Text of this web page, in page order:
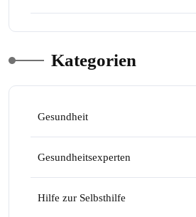
Kategorien
Gesundheit
Gesundheitsexperten
Hilfe zur Selbsthilfe